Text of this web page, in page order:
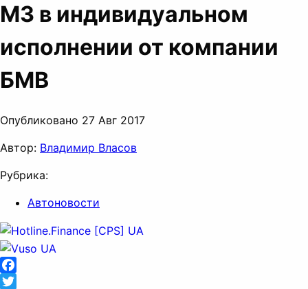
M3 в индивидуальном
исполнении от компании
БМВ
Опубликовано 27 Авг 2017
Автор: Владимир Власов
Рубрика:
Автоновости
Facebook